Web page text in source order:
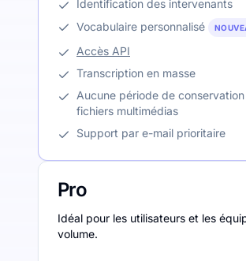
Identification des intervenants
Vocabulaire personnalisé
Accès API
Transcription en masse
Aucune période de
fichiers multimédias
Support par e-mail prioritaire
Pro
Idéal pour les utilisateurs et les
volume.